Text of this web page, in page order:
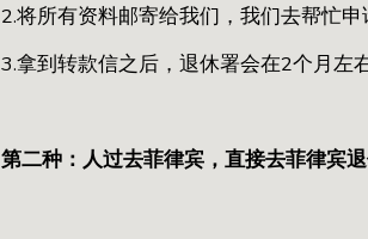
2.将所有资料邮寄给我们，我们去帮忙
3.拿到转款信之后，退休署会在2个月左
第二种：人过去菲律宾，直接去菲律宾